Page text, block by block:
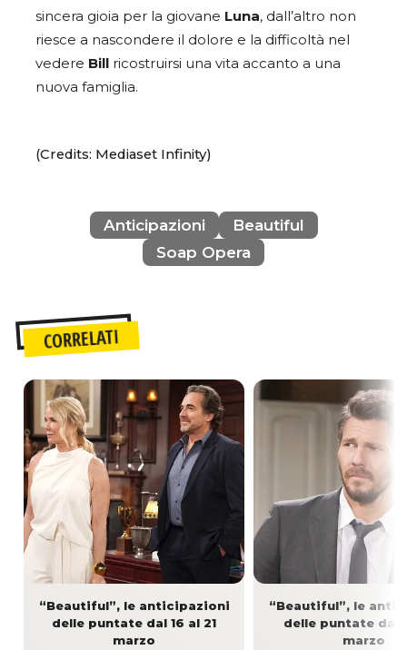
sincera gioia per la giovane Luna, dall’altro non
riesce a nascondere il dolore e la difficoltà nel
vedere Bill ricostruirsi una vita accanto a una
nuova famiglia.
(Credits: Mediaset Infinity)
Anticipazioni
Beautiful
Soap Opera
CORRELATI
“Beautiful”, le anticipazioni
delle puntate dal 16 al 21
marzo
“Beautiful”, le
delle puntate dal
marzo